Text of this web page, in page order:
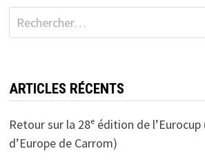
Rechercher :
ARTICLES RÉCENTS
Retour sur la 28ᵉ édition de
d’Europe de Carrom)